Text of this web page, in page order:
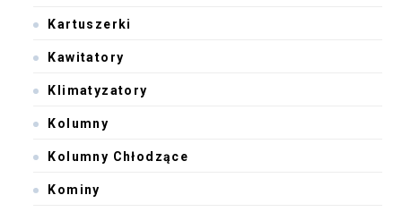
Kartuszerki
Kawitatory
Klimatyzatory
Kolumny
Kolumny Chłodzące
Kominy